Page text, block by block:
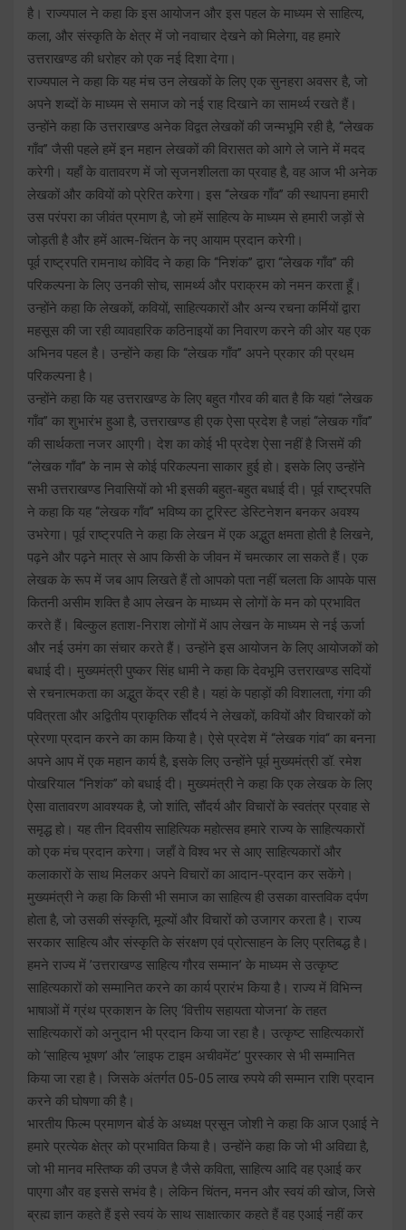
है। राज्यपाल ने कहा कि इस आयोजन और इस पहल के माध्यम से साहित्य,
कला, और संस्कृति के क्षेत्र में जो नवाचार देखने को मिलेगा, वह हमारे
उत्तराखण्ड की धरोहर को एक नई दिशा देगा।
राज्यपाल ने कहा कि यह मंच उन लेखकों के लिए एक सुनहरा अवसर है, जो
अपने शब्दों के माध्यम से समाज को नई राह दिखाने का सामर्थ्य रखते हैं।
उन्होंने कहा कि उत्तराखण्ड अनेक विद्वत लेखकों की जन्मभूमि रही है, ‘‘लेखक
गाँव’’ जैसी पहले हमें इन महान लेखकों की विरासत को आगे ले जाने में मदद
करेगी। यहाँ के वातावरण में जो सृजनशीलता का प्रवाह है, वह आज भी अनेक
लेखकों और कवियों को प्रेरित करेगा। इस ‘‘लेखक गाँव’’ की स्थापना हमारी
उस परंपरा का जीवंत प्रमाण है, जो हमें साहित्य के माध्यम से हमारी जड़ों से
जोड़ती है और हमें आत्म-चिंतन के नए आयाम प्रदान करेगी।
पूर्व राष्ट्रपति रामनाथ कोविंद ने कहा कि ‘‘निशंक’’ द्वारा ‘‘लेखक गाँव’’ की
परिकल्पना के लिए उनकी सोच, सामर्थ्य और पराक्रम को नमन करता हूँ।
उन्होंने कहा कि लेखकों, कवियों, साहित्यकारों और अन्य रचना कर्मियों द्वारा
महसूस की जा रही व्यावहारिक कठिनाइयों का निवारण करने की ओर यह एक
अभिनव पहल है। उन्होंने कहा कि ‘‘लेखक गाँव’’ अपने प्रकार की प्रथम
परिकल्पना है।
उन्होंने कहा कि यह उत्तराखण्ड के लिए बहुत गौरव की बात है कि यहां ‘‘लेखक
गाँव’’ का शुभारंभ हुआ है, उत्तराखण्ड ही एक ऐसा प्रदेश है जहां ‘‘लेखक गाँव’’
की सार्थकता नजर आएगी। देश का कोई भी प्रदेश ऐसा नहीं है जिसमें की
‘‘लेखक गाँव’’ के नाम से कोई परिकल्पना साकार हुई हो। इसके लिए उन्होंने
सभी उत्तराखण्ड निवासियों को भी इसकी बहुत-बहुत बधाई दी। पूर्व राष्ट्रपति
ने कहा कि यह ‘‘लेखक गाँव’’ भविष्य का टूरिस्ट डेस्टिनेशन बनकर अवश्य
उभरेगा। पूर्व राष्ट्रपति ने कहा कि लेखन में एक अद्भुत क्षमता होती है लिखने,
पढ़ने और पढ़ने मात्र से आप किसी के जीवन में चमत्कार ला सकते हैं। एक
लेखक के रूप में जब आप लिखते हैं तो आपको पता नहीं चलता कि आपके पास
कितनी असीम शक्ति है आप लेखन के माध्यम से लोगों के मन को प्रभावित
करते हैं। बिल्कुल हताश-निराश लोगों में आप लेखन के माध्यम से नई ऊर्जा
और नई उमंग का संचार करते हैं। उन्होंने इस आयोजन के लिए आयोजकों को
बधाई दी। मुख्यमंत्री पुष्कर सिंह धामी ने कहा कि देवभूमि उत्तराखण्ड सदियों
से रचनात्मकता का अद्भुत केंद्र रही है। यहां के पहाड़ों की विशालता, गंगा की
पवित्रता और अद्वितीय प्राकृतिक सौंदर्य ने लेखकों, कवियों और विचारकों को
प्रेरणा प्रदान करने का काम किया है। ऐसे प्रदेश में “लेखक गांव“ का बनना
अपने आप में एक महान कार्य है, इसके लिए उन्होंने पूर्व मुख्यमंत्री डॉ. रमेश
पोखरियाल ‘‘निशंक’’ को बधाई दी। मुख्यमंत्री ने कहा कि एक लेखक के लिए
ऐसा वातावरण आवश्यक है, जो शांति, सौंदर्य और विचारों के स्वतंत्र प्रवाह से
समृद्ध हो। यह तीन दिवसीय साहित्यिक महोत्सव हमारे राज्य के साहित्यकारों
को एक मंच प्रदान करेगा। जहाँ वे विश्व भर से आए साहित्यकारों और
कलाकारों के साथ मिलकर अपने विचारों का आदान-प्रदान कर सकेंगे।
मुख्यमंत्री ने कहा कि किसी भी समाज का साहित्य ही उसका वास्तविक दर्पण
होता है, जो उसकी संस्कृति, मूल्यों और विचारों को उजागर करता है। राज्य
सरकार साहित्य और संस्कृति के संरक्षण एवं प्रोत्साहन के लिए प्रतिबद्ध है।
हमने राज्य में ’उत्तराखण्ड साहित्य गौरव सम्मान’ के माध्यम से उत्कृष्ट
साहित्यकारों को सम्मानित करने का कार्य प्रारंभ किया है। राज्य में विभिन्न
भाषाओं में ग्रंथ प्रकाशन के लिए ‘वित्तीय सहायता योजना’ के तहत
साहित्यकारों को अनुदान भी प्रदान किया जा रहा है। उत्कृष्ट साहित्यकारों
को ‘साहित्य भूषण’ और ‘लाइफ टाइम अचीवमेंट’ पुरस्कार से भी सम्मानित
किया जा रहा है। जिसके अंतर्गत 05-05 लाख रुपये की सम्मान राशि प्रदान
करने की घोषणा की है।
भारतीय फिल्म प्रमाणन बोर्ड के अध्यक्ष प्रसून जोशी ने कहा कि आज एआई ने
हमारे प्रत्येक क्षेत्र को प्रभावित किया है। उन्होंने कहा कि जो भी अविद्या है,
जो भी मानव मस्तिष्क की उपज है जैसे कविता, साहित्य आदि वह एआई कर
पाएगा और वह इससे सभंव है। लेकिन चिंतन, मनन और स्वयं की खोज, जिसे
ब्रह्म ज्ञान कहते हैं इसे स्वयं के साथ साक्षात्कार कहते हैं वह एआई नहीं कर